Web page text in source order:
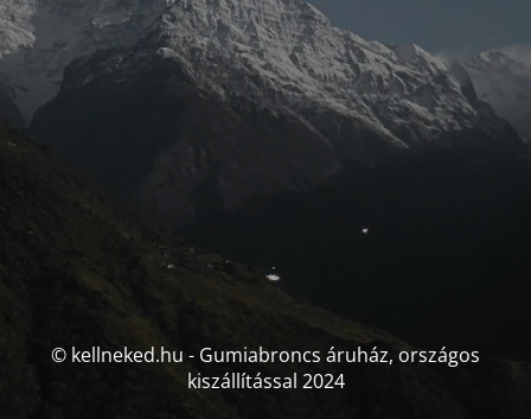
© kellneked.hu - Gumiabroncs áruház, országos
kiszállítással 2024